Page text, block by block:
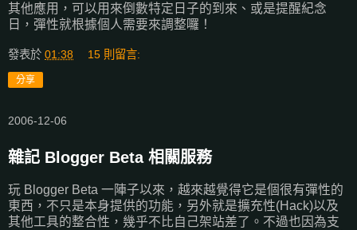
其他應用，可以用來倒數特定日子的到來、或是提醒紀念
日，彈性就根據個人需要來調整囉！
發表於 01:38 15 則留言:
分享
2006-12-06
雜記 Blogger Beta 相關服務
玩 Blogger Beta 一陣子以來，越來越覺得它是個很有彈性的
東西，不只是本身提供的功能，另外就是擴充性(Hack)以及
其他工具的整合性，幾乎不比自己架站差了。不過也因為支